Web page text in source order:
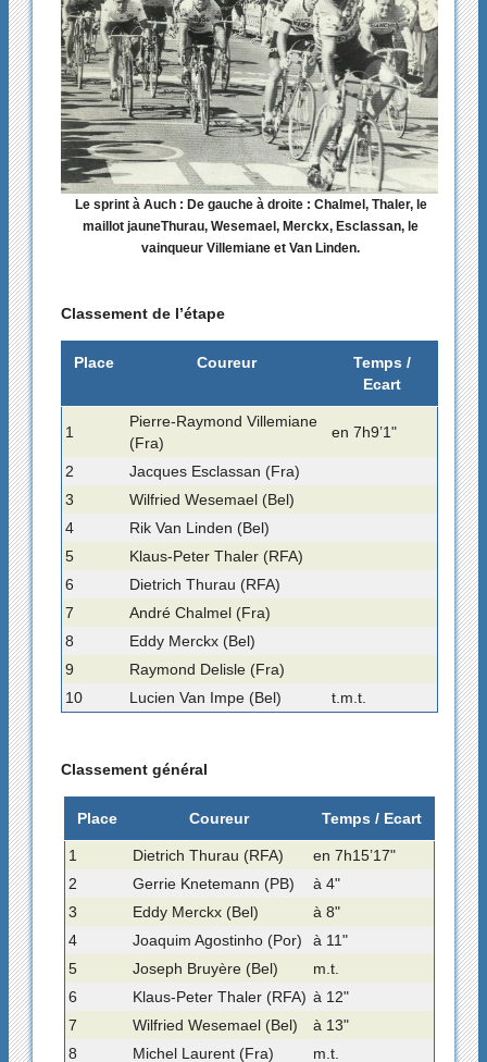
Le sprint à Auch : De gauche à droite : Chalmel, Thaler, le
maillot jauneThurau, Wesemael, Merckx, Esclassan, le
vainqueur Villemiane et Van Linden.
Classement de l’étape
Place Coureur
Temps /
Ecart
1
Pierre-Raymond Villemiane
(Fra)
en 7h9’1"
2
Jacques Esclassan (Fra)
3
Wilfried Wesemael (Bel)
4
Rik Van Linden (Bel)
5
Klaus-Peter Thaler (RFA)
6
Dietrich Thurau (RFA)
7
André Chalmel (Fra)
8
Eddy Merckx (Bel)
9
Raymond Delisle (Fra)
10
Lucien Van Impe (Bel) t.m.t.
Classement général
Place Coureur Temps / Ecart
1 Dietrich Thurau (RFA)
en 7h15’17"
2
Gerrie Knetemann (PB)
à 4"
3
Eddy Merckx (Bel)
à 8"
4
Joaquim Agostinho (Por)
à 11"
5
Joseph Bruyère (Bel)
m.t.
6
Klaus-Peter Thaler (RFA) à 12"
7
Wilfried Wesemael (Bel)
à 13"
8
Michel Laurent (Fra) m.t.